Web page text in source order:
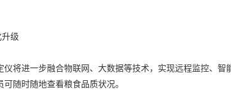
级
进一步融合物联网、大数据等技术，实现远程监控、智
随时随地查看粮食品质状况。